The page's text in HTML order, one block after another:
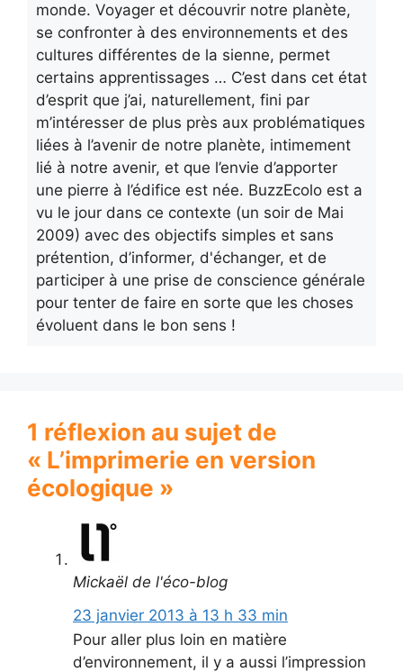
monde. Voyager et découvrir notre planète,
se confronter à des environnements et des
cultures différentes de la sienne, permet
certains apprentissages … C’est dans cet état
d’esprit que j’ai, naturellement, fini par
m’intéresser de plus près aux problématiques
liées à l’avenir de notre planète, intimement
lié à notre avenir, et que l’envie d’apporter
une pierre à l’édifice est née. BuzzEcolo est a
vu le jour dans ce contexte (un soir de Mai
2009) avec des objectifs simples et sans
prétention, d’informer, d'échanger, et de
participer à une prise de conscience générale
pour tenter de faire en sorte que les choses
évoluent dans le bon sens !
1 réflexion au sujet de
« L’imprimerie en version
écologique »
Mickaël de l'éco-blog
23 janvier 2013 à 13 h 33 min
Pour aller plus loin en matière
d’environnement, il y a aussi l’impression